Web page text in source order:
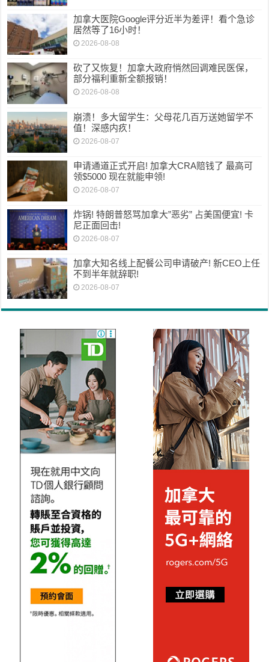
加拿大医院Google评分近半为差评！看个急诊
居然等了16小时！
2026-08-08
砍了又恢复！加拿大政府悄然回调难民医保，
部分福利重新全额报销！
2026-08-08
崩溃！多大留学生：父母花几百万送她留学不
值！深感内疚！
2026-08-07
申请通道正式开启! 加拿大CRA赔钱了 最高可
领$5000 现在就能申领!
2026-08-07
炸锅! 特朗普怒骂加拿大”恶劣” 占美国便宜! 卡
尼正面回击!
2026-08-07
加拿大知名线上配餐公司申请破产! 新CEO上任
不到半年就辞职!
2026-08-07